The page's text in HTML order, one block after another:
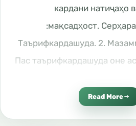
кардани натиҷаҳо
мақсадҳост.
1. Таърифкардашуда. 2.
Пас таърифкардашуда оне
мазамматкардашуда оне
Read More